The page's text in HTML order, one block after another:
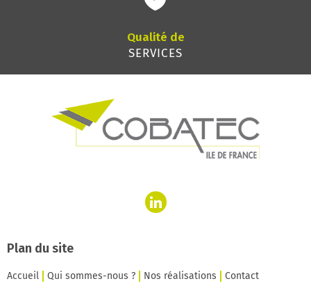
Qualité de
SERVICES
Plan du site
Accueil Qui sommes-nous ? Nos réalisations Contact